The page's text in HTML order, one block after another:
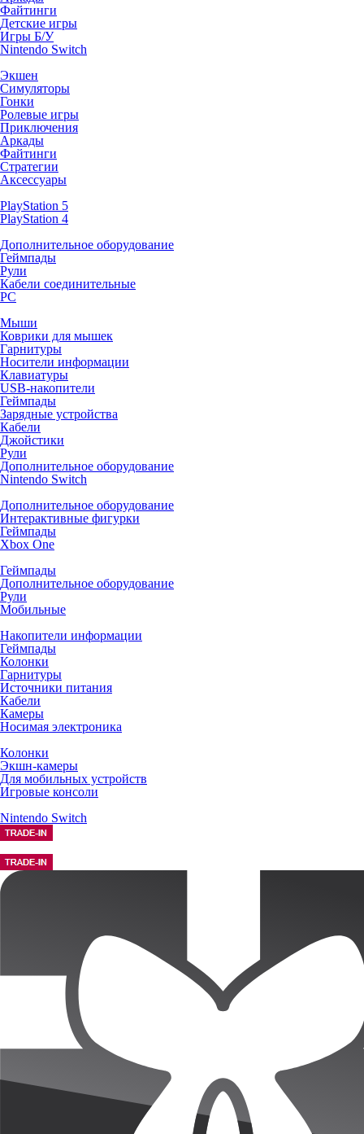
Файтинги
Детские игры
Игры Б/У
Nintendo Switch
Экшен
Симуляторы
Гонки
Ролевые игры
Приключения
Аркады
Файтинги
Стратегии
Аксессуары
PlayStation 5
PlayStation 4
Дополнительное оборудование
Геймпады
Рули
Кабели соединительные
PC
Мыши
Коврики для мышек
Гарнитуры
Носители информации
Клавиатуры
USB-накопители
Геймпады
Зарядные устройства
Кабели
Джойстики
Рули
Дополнительное оборудование
Nintendo Switch
Дополнительное оборудование
Интерактивные фигурки
Геймпады
Xbox One
Геймпады
Дополнительное оборудование
Рули
Мобильные
Накопители информации
Геймпады
Колонки
Гарнитуры
Источники питания
Кабели
Камеры
Носимая электроника
Колонки
Экшн-камеры
Для мобильных устройств
Игровые консоли
Nintendo Switch